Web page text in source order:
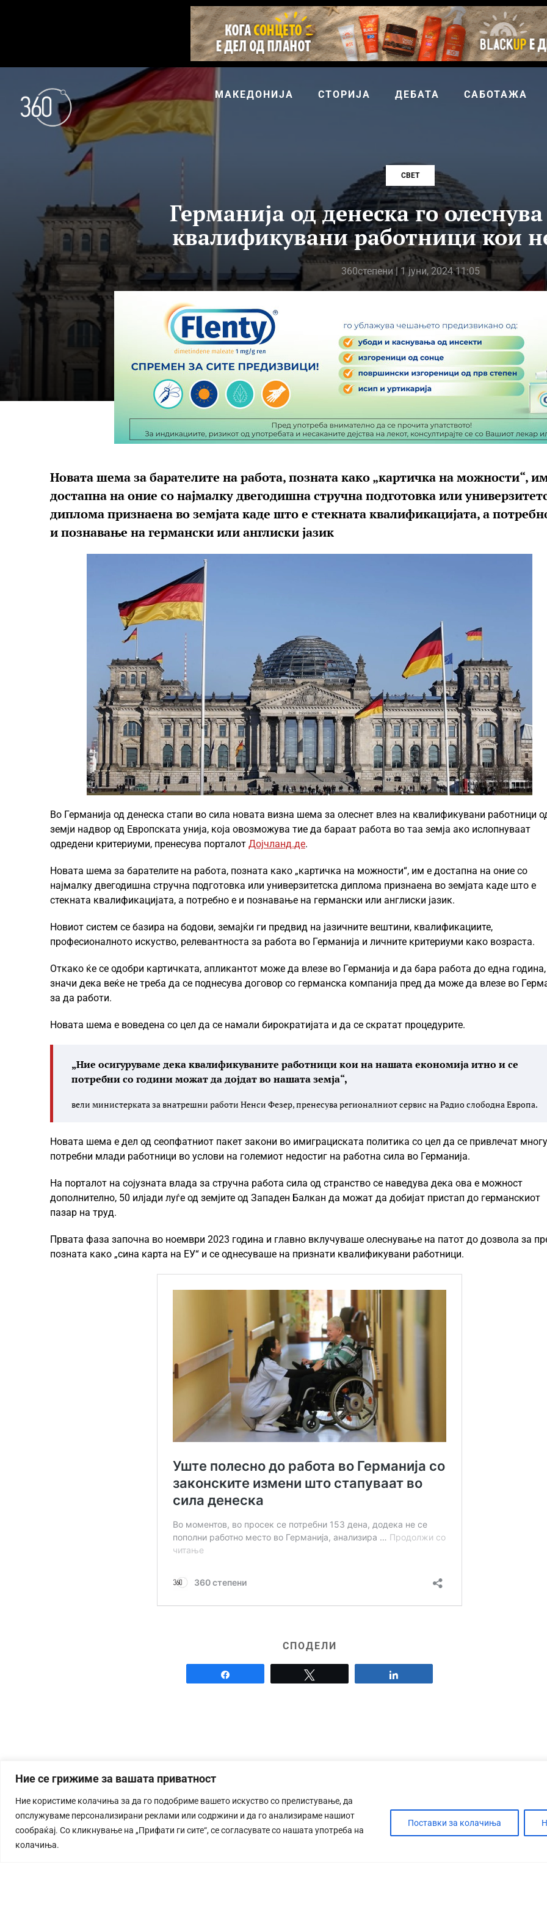
Ние се грижиме за вашата приватност
Ние користиме колачиња за да го подобриме вашето искуство со прелистување, да
опслужуваме персонализирани реклами или содржини и да го анализираме нашиот
сообраќај. Со кликнување на „Прифати ги сите“, се согласувате со нашата употреба на
колачиња.
Поставки за колачиња
МАКЕДОНИЈА СТОРИЈА ДЕБАТА САБОТАЖА
СВЕТ
Германија од денеска го
квалификувани работници кои
360степени| 1 јуни, 2024 11:05
Новата шема за барателите на работа, позната како „картичка на можности“,
достапна на оние со најмалку двегодишна стручна подготовка или
диплома признаена во земјата каде што е стекната квалификацијата, а
и познавање на германски или англиски јазик
Во Германија од денеска стапи во сила новата визна шема за олеснет влез на квалификувани работници
земји надвор од Европската унија, која овозможува тие да бараат работа во таа земја ако ислопнуваат
одредени критериуми, пренесува порталот Дојчланд.де.
Новата шема за барателите на работа, позната како „картичка на можности“, им е достапна на оние со
најмалку двегодишна стручна подготовка или универзитетска диплома признаена во земјата каде што е
стекната квалификацијата, а потребно е и познавање на германски или англиски јазик.
Новиот систем се базира на бодови, земајќи ги предвид на јазичните вештини, квалификациите,
професионалното искуство, релевантноста за работа во Германија и личните критериуми како возраста.
Откако ќе се одобри картичката, апликантот може да влезе во Германија и да бара работа до една
значи дека веќе не треба да се поднесува договор со германска компанија пред да може да влезе во
за да работи.
Новата шема е воведена со цел да се намали бирократијата и да се скратат процедурите.
„Ние осигуруваме дека квалификуваните работници кои на нашата економија итно и се
потребни со години можат да дојдат во нашата земја“,
вели министерката за внатрешни работи Ненси Фезер, пренесува регионалниот сервис на Радио слободна Европа.
Новата шема е дел од сеопфатниот пакет закони во имиграциската политика со цел да се привлечат многу
потребни млади работници во услови на големиот недостиг на работна сила во Германија.
На порталот на сојузната влада за стручна работа сила од странство се наведува дека ова е можност
дополнително, 50 илјади луѓе од земјите од Западен Балкан да можат да добијат пристап до германскиот
пазар на труд.
Првата фаза започна во ноември 2023 година и главно вклучуваше олеснување на патот до дозвола за
позната како „сина карта на ЕУ“ и се однесуваше на признати квалификувани работници.
СПОДЕЛИ